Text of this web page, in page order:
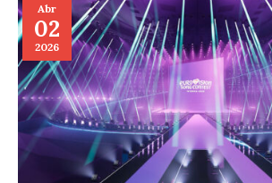
Abr
02
2026